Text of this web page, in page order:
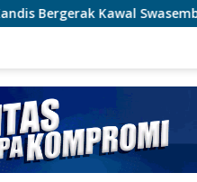
Swasembada Pangan